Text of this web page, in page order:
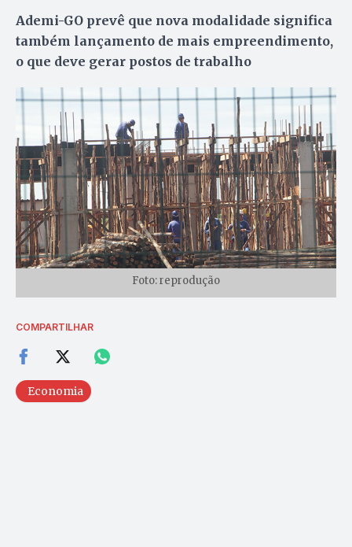
Ademi-GO prevê que nova modalidade significa
também lançamento de mais empreendimento,
o que deve gerar postos de trabalho
Foto: reprodução
COMPARTILHAR
Economia